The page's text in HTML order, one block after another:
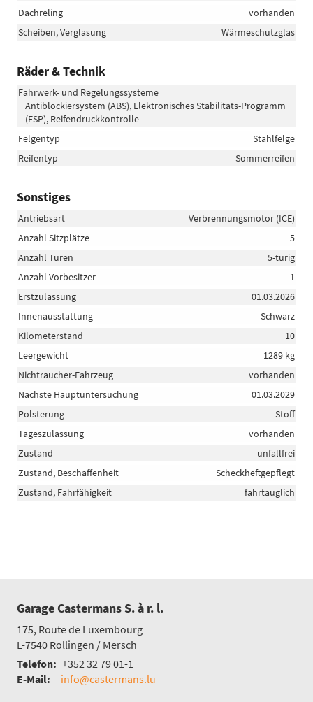
Dachreling
vorhanden
Scheiben, Verglasung
Wärmeschutzglas
Räder & Technik
Fahrwerk- und Regelungssysteme
Antiblockiersystem (ABS), Elektronisches Stabilitäts-Programm
(ESP), Reifendruckkontrolle
Felgentyp
Stahlfelge
Reifentyp
Sommerreifen
Sonstiges
Antriebsart
Verbrennungsmotor (ICE)
Anzahl Sitzplätze
5
Anzahl Türen
5-türig
Anzahl Vorbesitzer
1
Erstzulassung
01.03.2026
Innenausstattung
Schwarz
Kilometerstand
10
Leergewicht
1289 kg
Nichtraucher-Fahrzeug
vorhanden
Nächste Hauptuntersuchung
01.03.2029
Polsterung
Stoff
Tageszulassung
vorhanden
Zustand
unfallfrei
Zustand, Beschaffenheit
Scheckheftgepflegt
Zustand, Fahrfähigkeit
fahrtauglich
Garage Castermans S. à r. l.
175, Route de Luxembourg
L-7540 Rollingen / Mersch
Telefon: +352 32 79 01-1
E-Mail:
info@castermans.lu